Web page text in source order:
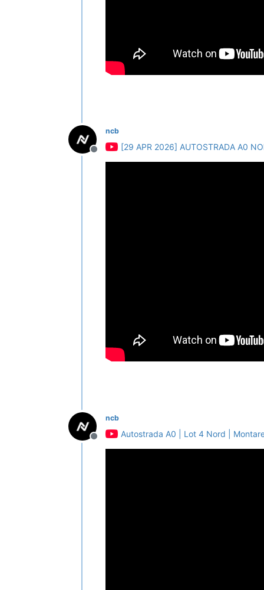
Deconectat
ncb
[29 APR 2026] AUTOSTRADA A0
Deconectat
ncb
Autostrada A0 | Lot 4 Nord |